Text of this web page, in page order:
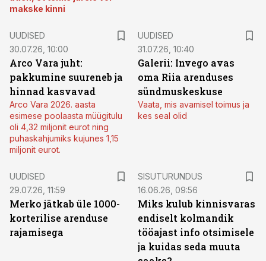
makske kinni
UUDISED
30.07.26, 10:00
Arco Vara juht:
pakkumine suureneb ja
hinnad kasvavad
Arco Vara 2026. aasta
esimese poolaasta müügitulu
oli 4,32 miljonit eurot ning
puhaskahjumiks kujunes 1,15
miljonit eurot.
UUDISED
31.07.26, 10:40
Galerii: Invego avas
oma Riia arenduses
sündmuskeskuse
Vaata, mis avamisel toimus ja
kes seal olid
UUDISED
29.07.26, 11:59
Merko jätkab üle 1000-
korterilise arenduse
rajamisega
SISUTURUNDUS
16.06.26, 09:56
Miks kulub kinnisvaras
endiselt kolmandik
tööajast info otsimisele
ja kuidas seda muuta